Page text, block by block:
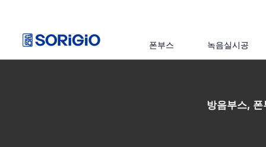
폰부스 녹음실시공
방음부스,